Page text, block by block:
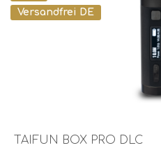
Versandfrei DE
TAIFUN BOX PRO DLC